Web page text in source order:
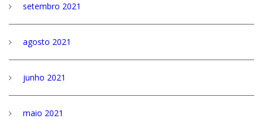
setembro 2021
agosto 2021
junho 2021
maio 2021